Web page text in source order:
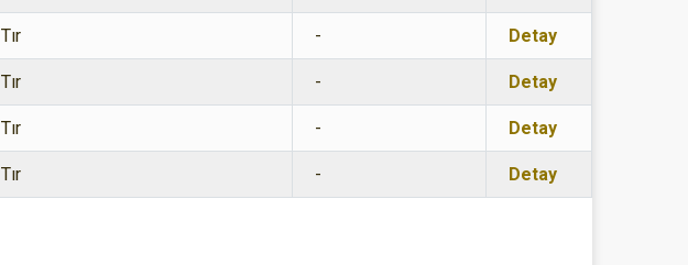
Tır - Detay
Tır - Detay
Tır - Detay
Tır - Detay